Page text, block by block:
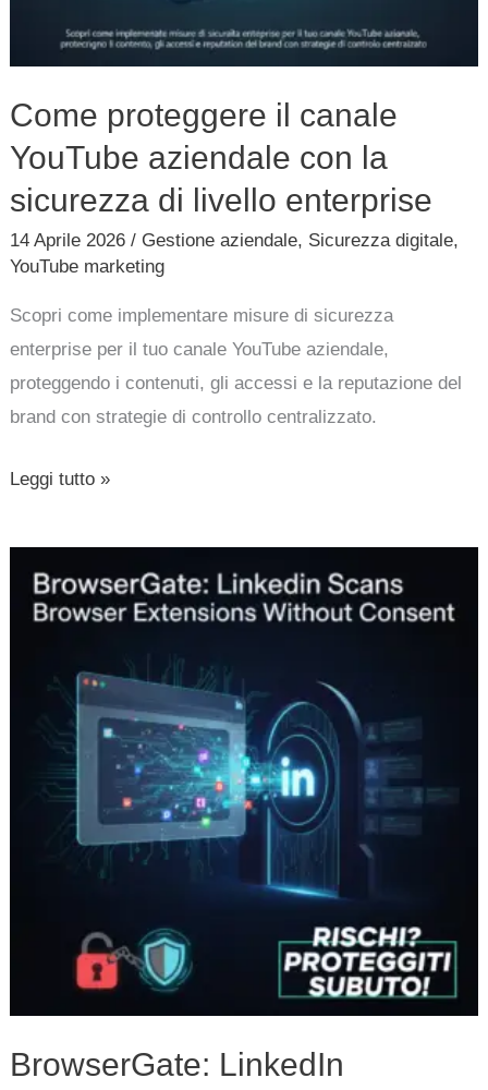
Come proteggere il canale
YouTube aziendale con la
sicurezza di livello enterprise
14 Aprile 2026/ Gestione aziendale, Sicurezza digitale,
YouTube marketing
Scopri come implementare misure di sicurezza
enterprise per il tuo canale YouTube aziendale,
proteggendo i contenuti, gli accessi e la reputazione del
brand con strategie di controllo centralizzato.
Leggi tutto »
BrowserGate: LinkedIn
LinkedIn
consenso